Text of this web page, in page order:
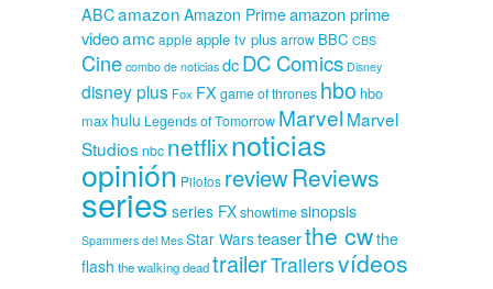
ABCamazon Amazon Primeamazon prime
videoamcapple apple tv plus arrow BBC CBS
Cine combo de noticias dcDC Comics Disney
disney plus Fox FX game of thrones hbo hbo
max hulu Legends of Tomorrow Marvel Marvel
Studios nbc netflixnoticias
opinión Pilotos reviewReviews
series series FXshowtimesinopsis
Spammers del Mes Star Warsteaserthe cwthe
flash the walking deadtrailerTrailersvídeos